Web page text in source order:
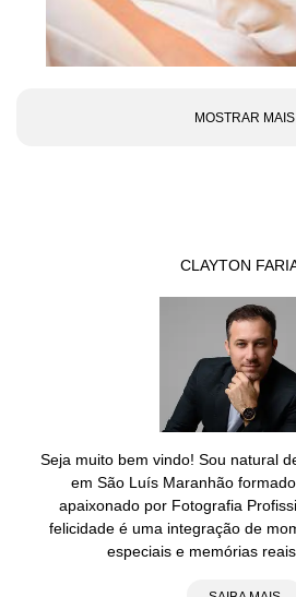
MOSTRAR MAIS
CLAYTON
Seja muito bem vindo! Sou natural
em São Luís Maranhão
apaixonado por Fotografia
felicidade é uma integração de
especiais e memórias